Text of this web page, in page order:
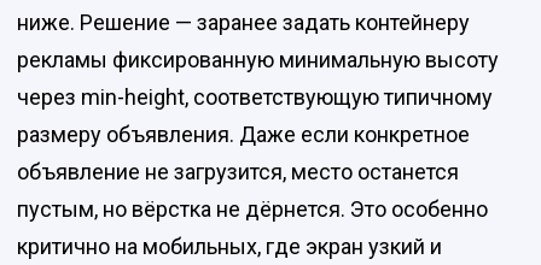
ниже. Решение — заранее задать контейнеру
рекламы фиксированную минимальную высоту
через min-height, соответствующую типичному
размеру объявления. Даже если конкретное
объявление не загрузится, место останется
пустым, но вёрстка не дёрнется. Это особенно
критично на мобильных, где экран узкий и